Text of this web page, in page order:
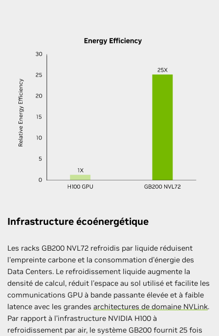
Infrastructure écoénergétique
Les racks GB200 NVL72 refroidis par liquide réduisent
l'empreinte carbone et la consommation d'énergie des
Data Centers. Le refroidissement liquide augmente la
densité de calcul, réduit l'espace au sol utilisé et facilite les
communications GPU à bande passante élevée et à faible
latence avec les grandes architectures de domaine NVLink.
Par rapport à l’infrastructure NVIDIA H100 à
refroidissement par air, le système GB200 fournit 25 fois